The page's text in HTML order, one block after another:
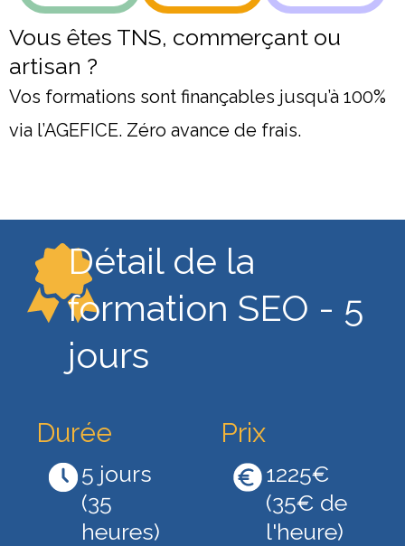
Vous êtes TNS, commerçant ou
artisan ?
Vos formations sont finançables jusqu’à 100%
via l’AGEFICE. Zéro avance de frais.
Détail de la
formation SEO - 5
jours
Durée
5 jours
(35
heures)
Prix
1225€
(35€ de
l'heure)